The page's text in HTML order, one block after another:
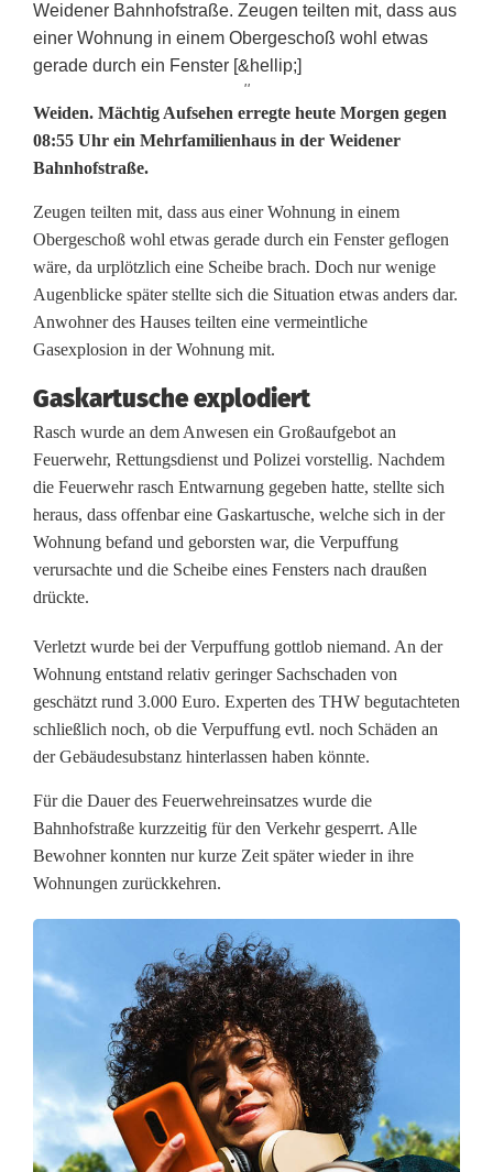
''
G
r
o
ß
e
i
s
a
t
z
v
n
F
e
u
e
r
w
h
u
n
d
Weiden. Mächtig Aufsehen erregte heute Morgen gegen
08:55 Uhr ein Mehrfamilienhaus in der Weidener
Bahnhofstraße.
Zeugen teilten mit, dass aus einer Wohnung in einem
Obergeschoß wohl etwas gerade durch ein Fenster geflogen
wäre, da urplötzlich eine Scheibe brach. Doch nur wenige
Augenblicke später stellte sich die Situation etwas anders dar.
Anwohner des Hauses teilten eine vermeintliche
Gasexplosion in der Wohnung mit.
Gaskartusche explodiert
Rasch wurde an dem Anwesen ein Großaufgebot an
Feuerwehr, Rettungsdienst und Polizei vorstellig. Nachdem
die Feuerwehr rasch Entwarnung gegeben hatte, stellte sich
heraus, dass offenbar eine Gaskartusche, welche sich in der
Wohnung befand und geborsten war, die Verpuffung
verursachte und die Scheibe eines Fensters nach draußen
drückte.
Verletzt wurde bei der Verpuffung gottlob niemand. An der
Wohnung entstand relativ geringer Sachschaden von
geschätzt rund 3.000 Euro. Experten des THW begutachteten
schließlich noch, ob die Verpuffung evtl. noch Schäden an
der Gebäudesubstanz hinterlassen haben könnte.
Für die Dauer des Feuerwehreinsatzes wurde die
Bahnhofstraße kurzzeitig für den Verkehr gesperrt. Alle
Bewohner konnten nur kurze Zeit später wieder in ihre
Wohnungen zurückkehren.